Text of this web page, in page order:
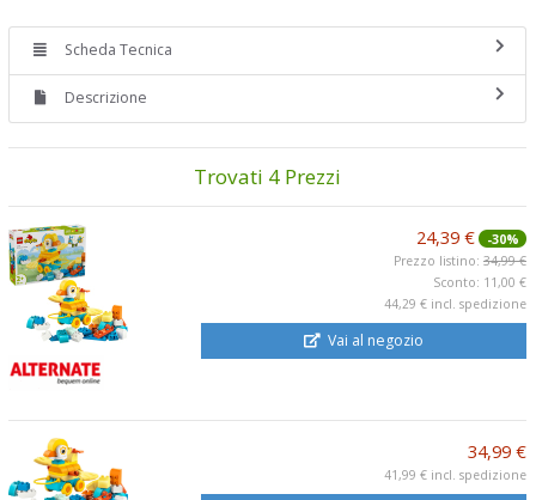
Scheda Tecnica
Descrizione
Trovati 4 Prezzi
24,39 €
-30%
Prezzo listino: 34,99 €
Sconto: 11,00 €
44,29 € incl. spedizione
Vai al negozio
34,99 €
41,99 € incl. spedizione